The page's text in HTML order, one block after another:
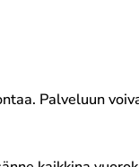
Palveluun